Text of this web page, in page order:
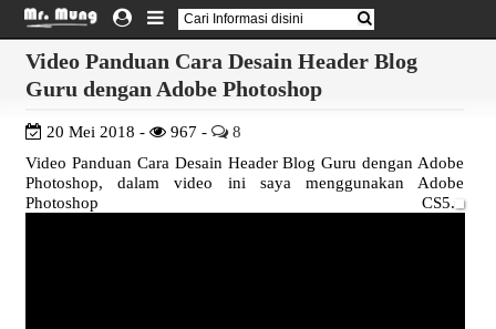
Video Panduan Cara Desain Header Blog
Guru dengan Adobe Photoshop
20 Mei 2018 - 967 -
8
Video Panduan Cara Desain Header Blog Guru dengan Adobe
Photoshop, dalam video ini saya menggunakan Adobe
Photoshop CS5.